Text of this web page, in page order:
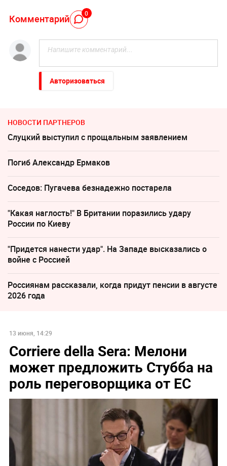
Комментарий 0
Авторизоваться
НОВОСТИ ПАРТНЕРОВ
Слуцкий выступил с прощальным заявлением
Погиб Александр Ермаков
Соседов: Пугачева безнадежно постарела
"Какая наглость!" В Британии поразились удару
России по Киеву
"Придется нанести удар". На Западе высказались о
войне с Россией
Россиянам рассказали, когда придут пенсии в августе
2026 года
13 июня, 14:29
Corriere della Sera: Мелони
может предложить Стубба на
роль переговорщика от ЕС